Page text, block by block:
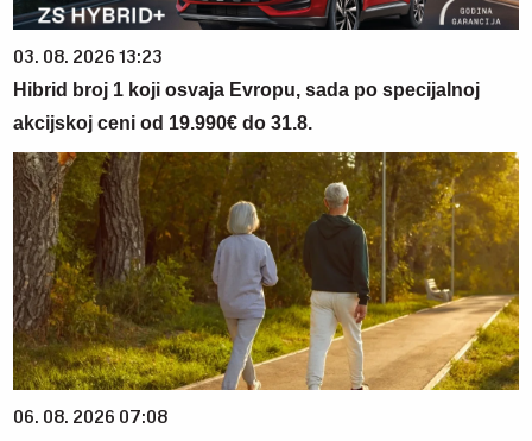
03. 08. 2026 13:23
Hibrid broj 1 koji osvaja Evropu, sada po specijalnoj
akcijskoj ceni od 19.990€ do 31.8.
06. 08. 2026 07:08